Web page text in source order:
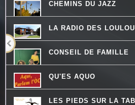
CHEMINS DU JAZZ
LA RADIO DES
CONSEIL DE FAMILLE
QU'ES AQUO
LES PIEDS SUR LA